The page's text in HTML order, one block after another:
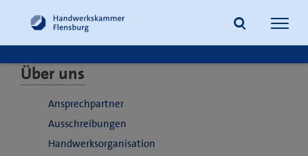
Über uns
Ansprechpartner
Ausschreibungen
Handwerksorganisation